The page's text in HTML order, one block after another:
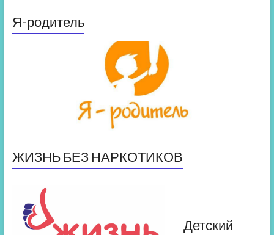
Я-родитель
ЖИЗНЬ БЕЗ НАРКОТИКОВ
Детский